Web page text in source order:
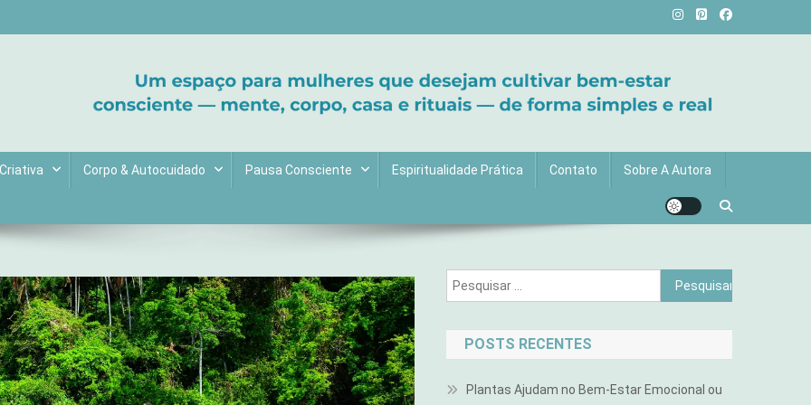
Corpo & Autocuidado Pausa Consciente Espiritualidade Prática Contato Sobre A Autora
Pesquisar
por:
POSTS RECENTES
Plantas Ajudam no Bem-Estar Emocional ou